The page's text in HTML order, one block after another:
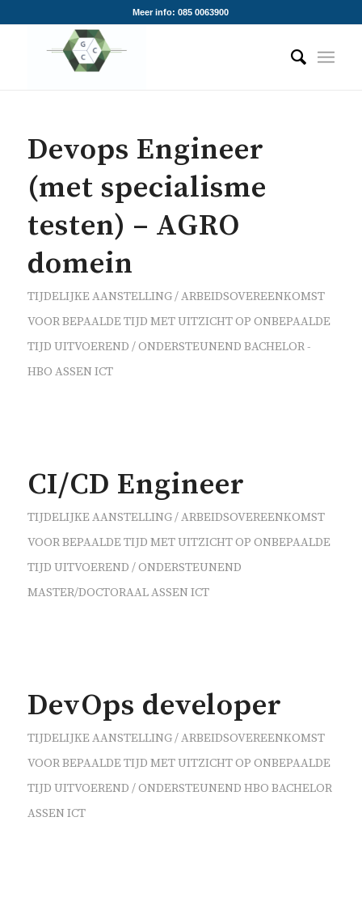
Meer info: 085 0063900
Devops Engineer
(met specialisme
testen) – AGRO
domein
TIJDELIJKE AANSTELLING / ARBEIDSOVEREENKOMST
VOOR BEPAALDE TIJD MET UITZICHT OP ONBEPAALDE
TIJD UITVOEREND / ONDERSTEUNEND BACHELOR -
HBO ASSENICT
CI/CD Engineer
TIJDELIJKE AANSTELLING / ARBEIDSOVEREENKOMST
VOOR BEPAALDE TIJD MET UITZICHT OP ONBEPAALDE
TIJD UITVOEREND / ONDERSTEUNEND
MASTER/DOCTORAALASSENICT
DevOps developer
TIJDELIJKE AANSTELLING / ARBEIDSOVEREENKOMST
VOOR BEPAALDE TIJD MET UITZICHT OP ONBEPAALDE
TIJD UITVOEREND / ONDERSTEUNEND HBO BACHELOR
ASSENICT